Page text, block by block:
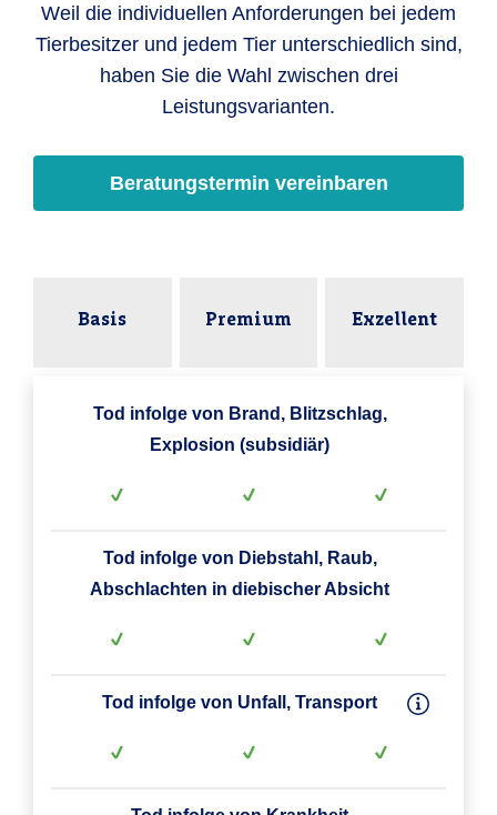
Weil die individuellen Anforderungen bei jedem
Tierbesitzer und jedem Tier unterschiedlich sind,
haben Sie die Wahl zwischen drei
Leistungsvarianten.
Beratungstermin vereinbaren
Basis Premium Exzellent
Tod infolge von Brand, Blitzschlag,
Explosion (subsidiär)
Tod infolge von Diebstahl, Raub,
Abschlachten in diebischer Absicht
Tod infolge von Unfall, Transport